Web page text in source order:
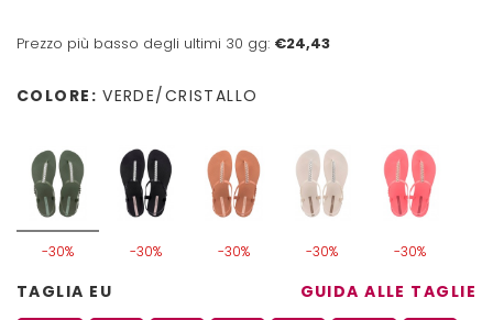
Prezzo più basso degli ultimi 30 gg: €24,43
COLORE: VERDE/CRISTALLO
-30% -30% -30% -30% -30%
TAGLIA EU GUIDA ALLE TAGLIE